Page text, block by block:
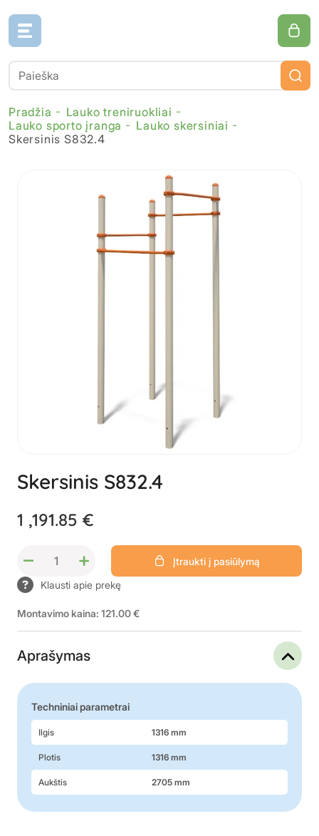
Pradžia
Lauko treniruokliai
Lauko sporto įranga
Lauko skersiniai
Skersinis S832.4
Skersinis S832.4
1 ,191.85 €
– +
Įtraukti į pasiūlymą
Klausti apie prekę
Montavimo kaina: 121.00 €
Aprašymas
Techniniai parametrai
Ilgis 1316 mm
Plotis 1316 mm
Aukštis 2705 mm